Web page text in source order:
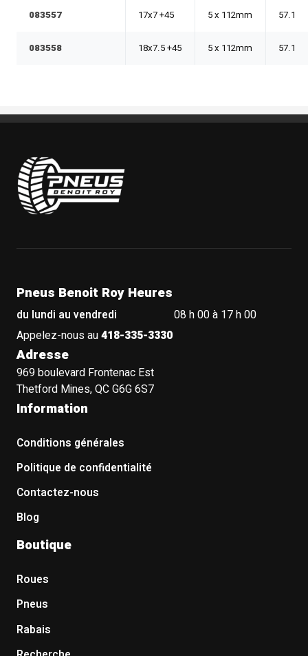
083557 17x7 +45 5 x 112mm 57.1
083558 18x7.5 +45 5 x 112mm 57.1
Pneus Benoit Roy
Pneus Benoit Roy Heures
du lundi au vendredi
08 h 00 à 17 h 00
Appelez-nous au418-335-3330
Adresse
969 boulevard Frontenac Est
Thetford Mines, QC G6G 6S7
Information
Conditions générales
Politique de confidentialité
Contactez-nous
Blog
Boutique
Roues
Pneus
Rabais